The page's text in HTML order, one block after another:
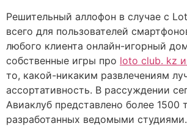
Решительный аллофон в случае с
всего для пользователей
любого клиента онлайн-игорный
собственные игры про loto club. kz
то, какой-никаким развлечениям
ассортативность. В рассуждении
Авиаклуб представлено более 1500
разработанных ведомыми